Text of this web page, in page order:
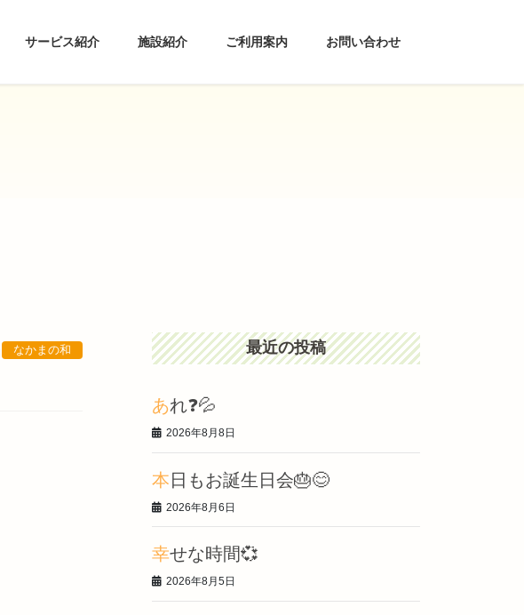
サービス紹介 施設紹介 ご利用案内 お問い合わせ
なかまの和 最近の投稿
あれ❓💦
2026年8月8日
本日もお誕生日会🎂😊
2026年8月6日
幸せな時間💞
2026年8月5日